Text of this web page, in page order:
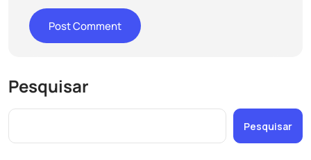
Pesquisar
Pesquisar